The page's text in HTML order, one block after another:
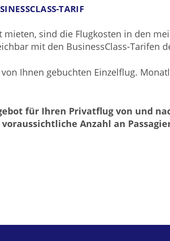
TARIF
mieten, sind die Flugkosten in den
mit den BusinessClass-Tarifen
von Ihnen gebuchten Einzelflug.
für Ihren Privatflug von und
Anzahl an